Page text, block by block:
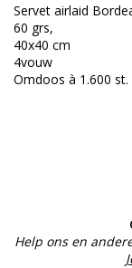
Servet airlaid
60 grs,
40x40 cm
4vouw
Omdoos à 1.600 st.
Help ons en